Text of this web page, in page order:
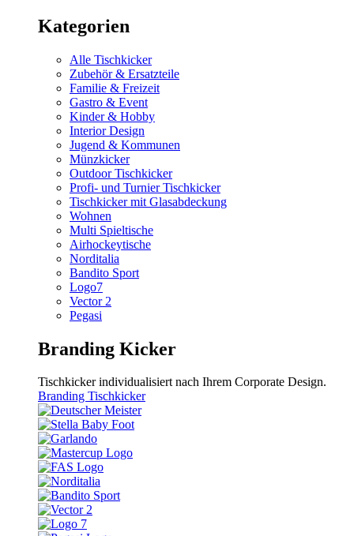
Kategorien
Alle Tischkicker
Zubehör & Ersatzteile
Familie & Freizeit
Gastro & Event
Kinder & Hobby
Interior Design
Jugend & Kommunen
Münzkicker
Outdoor Tischkicker
Profi- und Turnier Tischkicker
Tischkicker mit Glasabdeckung
Wohnen
Multi Spieltische
Airhockeytische
Norditalia
Bandito Sport
Logo7
Vector 2
Pegasi
Branding Kicker
Tischkicker individualisiert nach Ihrem Corporate Design.
Branding Tischkicker